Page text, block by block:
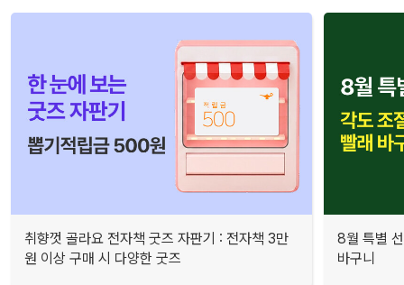
취향껏 골라요 전자책 굿즈 자판기 : 전자책 3만
원 이상 구매 시 다양한 굿즈
8월 특별
바구니